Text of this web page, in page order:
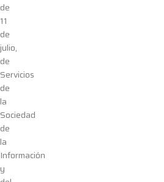
de
11
de
julio,
de
Servicios
de
la
Sociedad
de
la
Información
y